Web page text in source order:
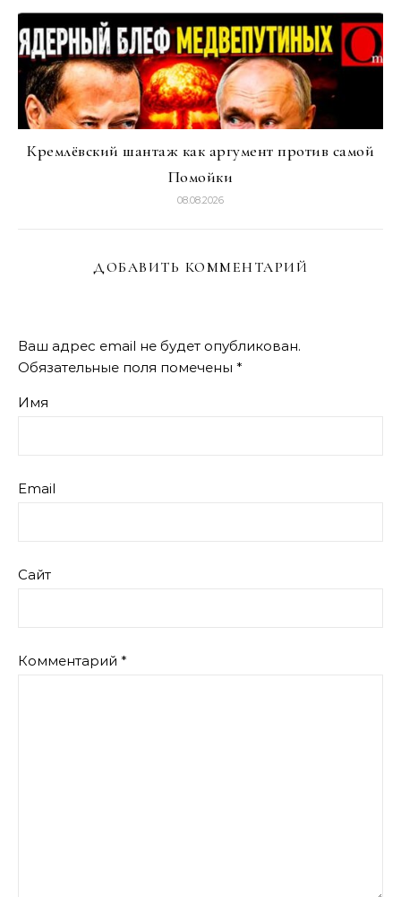
Кремлёвский шантаж как аргумент против самой
Помойки
08.08.2026
ДОБАВИТЬ КОММЕНТАРИЙ
Ваш адрес email не будет опубликован.
Обязательные поля помечены *
Имя
Email
Сайт
Комментарий *